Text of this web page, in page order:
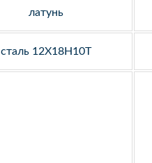
латунь
сталь 12Х18Н10Т